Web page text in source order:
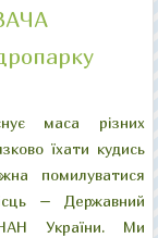
маса різних
їхати кудись
помилуватися
– Державний
НАН України. Ми